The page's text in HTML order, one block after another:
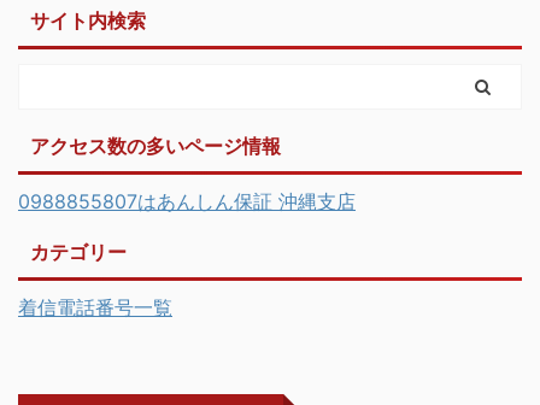
サイト内検索
アクセス数の多いページ情報
0988855807はあんしん保証 沖縄支店
カテゴリー
着信電話番号一覧